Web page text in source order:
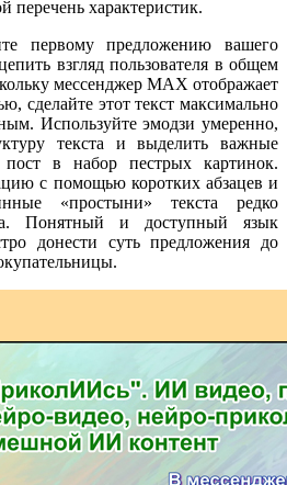
перечень характеристик.
первому предложению вашего
взгляд пользователя в общем
мессенджер MAX отображает
сделайте этот текст максимально
Используйте эмодзи умеренно,
текста и выделить важные
в набор пестрых картинок.
с помощью коротких абзацев и
«простыни» текста редко
Понятный и доступный язык
донести суть предложения до